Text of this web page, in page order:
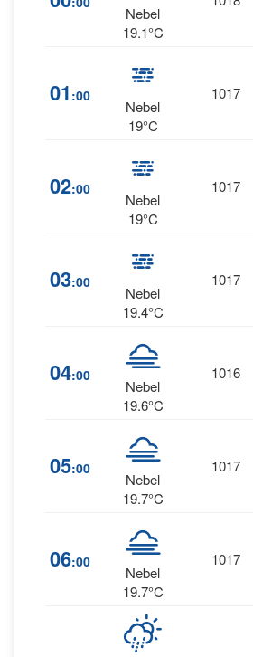
Nebel
19.1°C
01 :00
Nebel
19°C
1017
02:00
Nebel
19°C
1017
03:00
Nebel
19.4°C
1017
04:00
Nebel
19.6°C
1016
05:00
Nebel
19.7°C
1017
06:00
Nebel
19.7°C
1017